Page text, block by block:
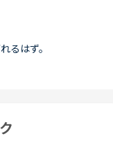
るはず。